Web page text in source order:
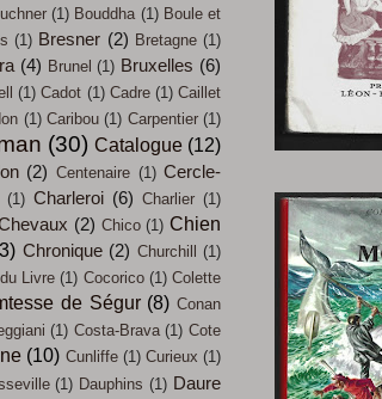
(1) Bouddha (1) Boule et
(1) Bresner (2) Bretagne (1)
(4) Brunel (1) Bruxelles (6)
(1) Cadot (1) Cadre (1) Caillet
(1) Caribou (1) Carpentier (1)
(30) Catalogue (12)
(2) Centenaire (1) Cercle-
(1) Charleroi (6) Charlier (1)
(2) Chico (1) Chien
Chronique (2) Churchill (1)
Livre (1) Cocorico (1) Colette
de Ségur (8) Conan
(1) Costa-Brava (1) Cote
(10) Cunliffe (1) Curieux (1)
(1) Dauphins (1) Daure